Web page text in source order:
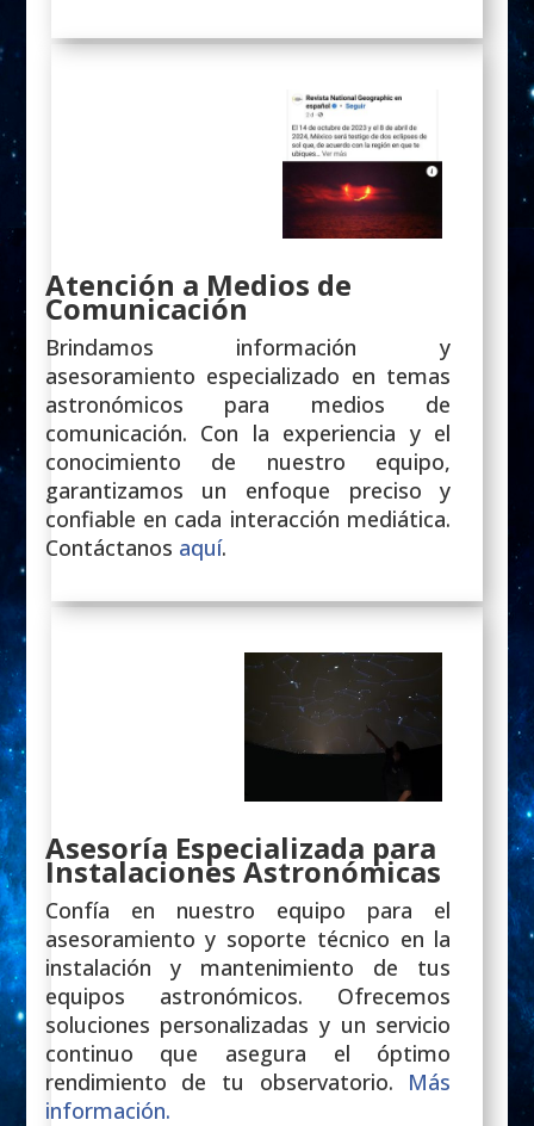
Atención a Medios de
Comunicación
Brindamos información y
asesoramiento especializado en temas
astronómicos para medios de
comunicación. Con la experiencia y el
conocimiento de nuestro equipo,
garantizamos un enfoque preciso y
confiable en cada interacción mediática.
Contáctanos aquí.
Asesoría Especializada para
Instalaciones Astronómicas
Confía en nuestro equipo para el
asesoramiento y soporte técnico en la
instalación y mantenimiento de tus
equipos astronómicos. Ofrecemos
soluciones personalizadas y un servicio
continuo que asegura el óptimo
rendimiento de tu observatorio. Más
información.